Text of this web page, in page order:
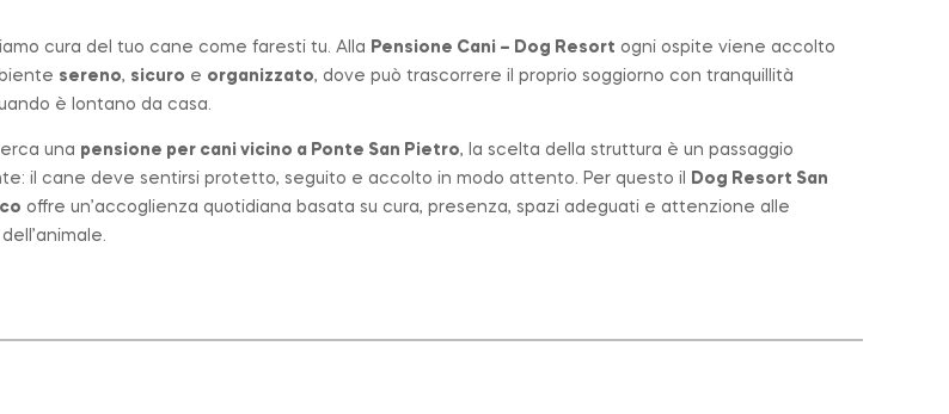
cura del tuo cane come faresti tu. Alla Pensione Cani – Dog Resort ogni ospite viene accolto
sereno, sicuro e organizzato, dove può trascorrere il proprio soggiorno con tranquillità
è lontano da casa.
una pensione per cani vicino a Ponte San Pietro, la scelta della struttura è un passaggio
il cane deve sentirsi protetto, seguito e accolto in modo attento. Per questo il
Dog Resort San
offre un’accoglienza quotidiana basata su cura, presenza, spazi adeguati e attenzione alle